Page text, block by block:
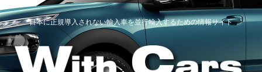
日本に正規導入されない輸入車を並行輸入するための情報サイト